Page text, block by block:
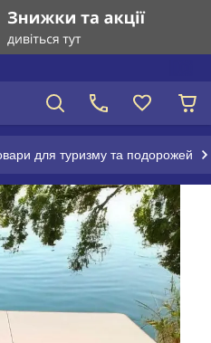
для туризму та подорожей